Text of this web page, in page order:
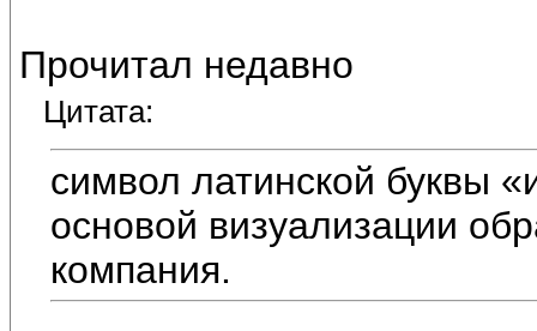
Прочитал недавно
Цитата:
символ латинской буквы
основой визуализации
компания.